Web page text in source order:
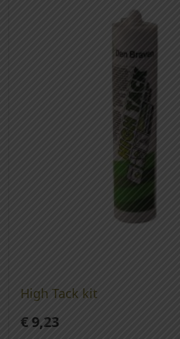
High Tack kit
€9,23